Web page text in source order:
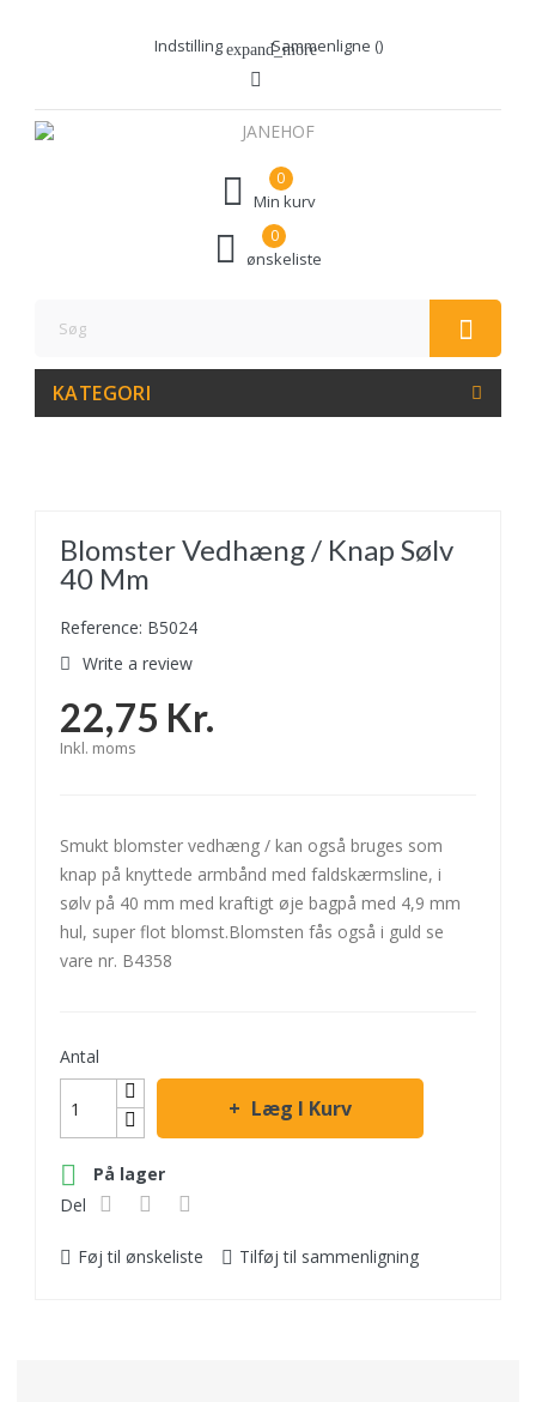
Indstilling expand_moreSammenligne ()
0
Min kurv
ønskeliste
0
KATEGORI
Blomster Vedhæng / Knap Sølv
40 Mm
Reference: B5024
Write a review
22,75 Kr.
Inkl. moms
Smukt blomster vedhæng / kan også bruges som
knap på knyttede armbånd med faldskærmsline, i
sølv på 40 mm med kraftigt øje bagpå med 4,9 mm
hul, super flot blomst.Blomsten fås også i guld se
vare nr. B4358
Antal
Læg I Kurv

På lager
Del
Føj til ønskeliste Tilføj til sammenligning